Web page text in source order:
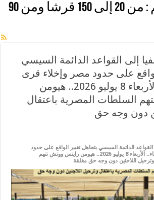
:
من 20 إلى 150 قرشا ومن 90
إلى القواعد الدائمة السيسي
على حدود مصر وإخلاء قرى
شمال سيناء.. الأربعاء 8 يوليو 2026.. هيومن
السلطات المصرية باعتقال
دون وجه حق
الدائمة السيسي يتجاهل تغيير الواقع على حدود
مصر وإخلاء قرى شمال سيناء.. الأربعاء 8 يوليو 2026.. هيومن رايتس ووتش تتهم
اللاجئين دون وجه حق مغلقة